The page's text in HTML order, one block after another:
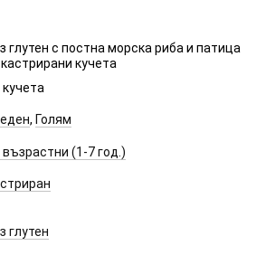
глутен с постна морска риба и патица
кучета
, Голям
(1-7 год.)
глутен